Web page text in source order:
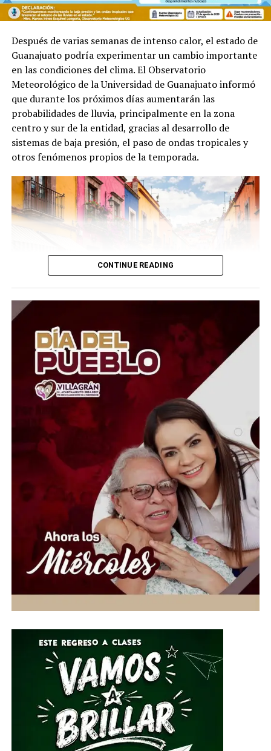
Después de varias semanas de intenso calor, el estado de
Guanajuato podría experimentar un cambio importante
en las condiciones del clima. El Observatorio
Meteorológico de la Universidad de Guanajuato informó
que durante los próximos días aumentarán las
probabilidades de lluvia, principalmente en la zona
centro y sur de la entidad, gracias al desarrollo de
sistemas de baja presión, el paso de ondas tropicales y
otros fenómenos propios de la temporada.
El coordinador del Área de Ciencias Atmosféricas y del
Observatorio Meteorológico de la UG, Marcos Irineo
Esquivel Longoria, explicó que se esperan
precipitaciones de distinta intensidad, desde lluvias
ligeras y aisladas hasta moderadas, dependiendo de la
región. Además, indicó que las temperaturas máximas
oscilarán entre los 28 y 30 grados centígrados en
ciudades como León, Irapuato y Celaya, mientras que en
las zonas serranas el ambiente será más fresco, con
mínimas de entre 10 y 12 grados.
En relación con el huracán Genevieve, el especialista
aclaró que, aunque alcanzó la categoría 5, actualmente
se ha debilitado a categoría 4 y continúa alejándose de
las costas mexicanas, por lo que no representa un riesgo
directo para el país. Asimismo, se prevén rachas de
viento de hasta 40 kilómetros por hora entre martes y
miércoles, condiciones que favorecerán tardes y noches
CONTINUE READING